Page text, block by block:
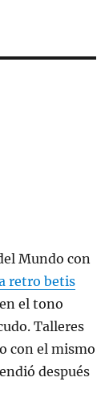
Mundo con
retro betis
el tono
Talleres
con el mismo
después